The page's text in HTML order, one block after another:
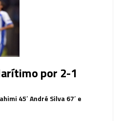
por 2-1
45′ André Silva 67′ e